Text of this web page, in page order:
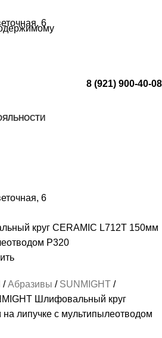
6
8 (921) 900-40-08
6
Абразивы
SUNMIGHT
Шлифовальный круг
липучке с мультипылеотводом